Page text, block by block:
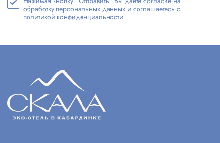
обработку персональных данных и соглашаетесь с
политикой конфиденциальности